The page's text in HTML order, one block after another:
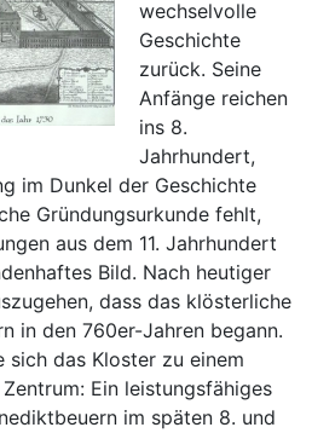
wechselvolle
Geschichte
zurück. Seine
Anfänge reichen
ins 8.
Jahrhundert,
im Dunkel der Geschichte
Gründungsurkunde fehlt,
aus dem 11. Jahrhundert
Bild. Nach heutiger
dass das klösterliche
in den 760er-Jahren begann.
das Kloster zu einem
Ein leistungsfähiges
im späten 8. und